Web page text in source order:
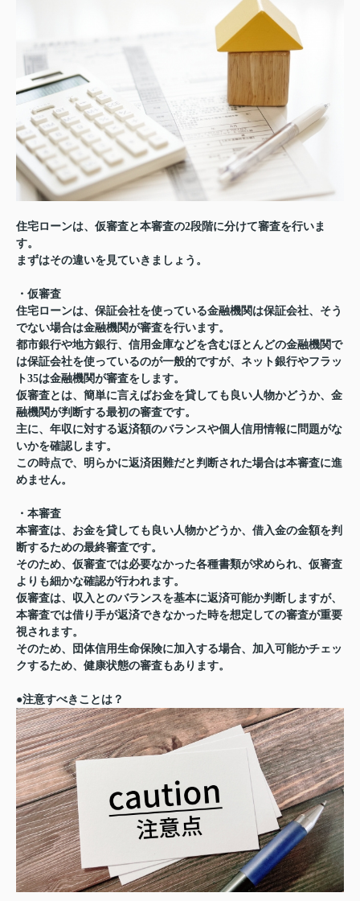
住宅ローンは、仮審査と本審査の2段階に分けて審査を行いま
す。
まずはその違いを見ていきましょう。
・仮審査
住宅ローンは、保証会社を使っている金融機関は保証会社、そう
でない場合は金融機関が審査を行います。
都市銀行や地方銀行、信用金庫などを含むほとんどの金融機関で
は保証会社を使っているのが一般的ですが、ネット銀行やフラッ
ト35は金融機関が審査をします。
仮審査とは、簡単に言えばお金を貸しても良い人物かどうか、金
融機関が判断する最初の審査です。
主に、年収に対する返済額のバランスや個人信用情報に問題がな
いかを確認します。
この時点で、明らかに返済困難だと判断された場合は本審査に進
めません。
・本審査
本審査は、お金を貸しても良い人物かどうか、借入金の金額を判
断するための最終審査です。
そのため、仮審査では必要なかった各種書類が求められ、仮審査
よりも細かな確認が行われます。
仮審査は、収入とのバランスを基本に返済可能か判断しますが、
本審査では借り手が返済できなかった時を想定しての審査が重要
視されます。
そのため、団体信用生命保険に加入する場合、加入可能かチェッ
クするため、健康状態の審査もあります。
●注意すべきことは？